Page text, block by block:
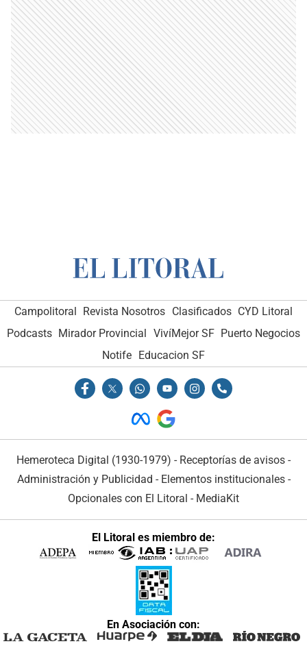
Campolitoral Revista Nosotros Clasificados CYD Litoral
Podcasts Mirador Provincial VivíMejor SF Puerto Negocios
Notife Educacion SF
Hemeroteca Digital (1930-1979) - Receptorías de avisos -
Administración y Publicidad - Elementos institucionales-
Opcionales con El Litoral - MediaKit
El Litoral es miembro de:
En Asociación con: